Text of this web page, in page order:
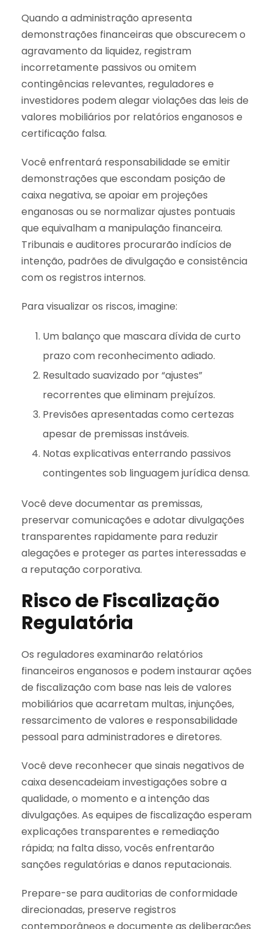
Quando a administração apresenta
demonstrações financeiras que obscurecem o
agravamento da liquidez, registram
incorretamente passivos ou omitem
contingências relevantes, reguladores e
investidores podem alegar violações das leis de
valores mobiliários por relatórios enganosos e
certificação falsa.
Você enfrentará responsabilidade se emitir
demonstrações que escondam posição de
caixa negativa, se apoiar em projeções
enganosas ou se normalizar ajustes pontuais
que equivalham a manipulação financeira.
Tribunais e auditores procurarão indícios de
intenção, padrões de divulgação e consistência
com os registros internos.
Para visualizar os riscos, imagine:
Um balanço que mascara dívida de curto
prazo com reconhecimento adiado.
Resultado suavizado por “ajustes”
recorrentes que eliminam prejuízos.
Previsões apresentadas como certezas
apesar de premissas instáveis.
Notas explicativas enterrando passivos
contingentes sob linguagem jurídica densa.
Você deve documentar as premissas,
preservar comunicações e adotar divulgações
transparentes rapidamente para reduzir
alegações e proteger as partes interessadas e
a reputação corporativa.
Risco de Fiscalização
Regulatória
Os reguladores examinarão relatórios
financeiros enganosos e podem instaurar ações
de fiscalização com base nas leis de valores
mobiliários que acarretam multas, injunções,
ressarcimento de valores e responsabilidade
pessoal para administradores e diretores.
Você deve reconhecer que sinais negativos de
caixa desencadeiam investigações sobre a
qualidade, o momento e a intenção das
divulgações. As equipes de fiscalização esperam
explicações transparentes e remediação
rápida; na falta disso, vocês enfrentarão
sanções regulatórias e danos reputacionais.
Prepare-se para auditorias de conformidade
direcionadas, preserve registros